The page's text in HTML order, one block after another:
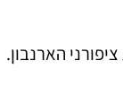
הארנבון.